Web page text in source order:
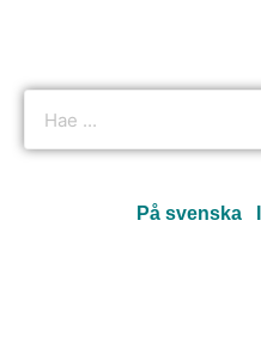
På svenska